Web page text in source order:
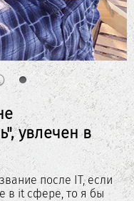
увлечен в
после IT, если
в it сфере, то я бы